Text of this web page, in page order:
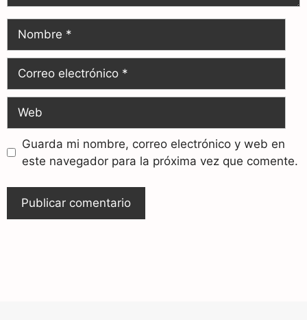
Guarda mi nombre, correo electrónico y web en
este navegador para la próxima vez que comente.